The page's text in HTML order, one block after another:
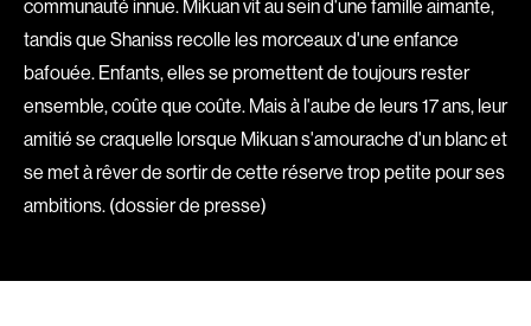
Aventure
Biographiques
Comédies
Érotiques
Étudiants
Famille
Fantastiques
Fiction
Indépendants
Jeunesse
communauté innue. Mikuan vit au sein d'une famille aimante,
tandis que Shaniss recolle les morceaux d'une enfance
bafouée. Enfants, elles se promettent de toujours rester
ensemble, coûte que coûte. Mais à l'aube de leurs 17 ans, leur
amitié se craquelle lorsque Mikuan s'amourache d'un blanc et
se met à rêver de sortir de cette réserve trop petite pour ses
ambitions. (dossier de presse)